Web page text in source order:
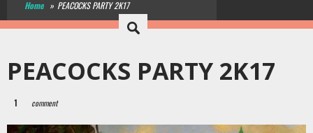
Home » PEACOCKS PARTY 2K17
PEACOCKS PARTY 2K17
1 comment